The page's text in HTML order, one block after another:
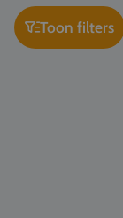
Klantportaal
Toon filters